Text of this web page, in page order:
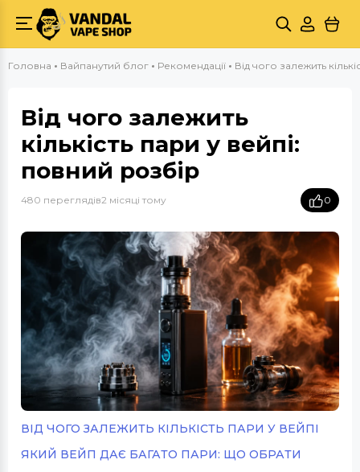
Головна Вайпанутий блог Рекомендації Від чого залежить
Від чого залежить
кількість пари у вейпі:
повний розбір
480 переглядів2 місяці тому 0
ВІД ЧОГО ЗАЛЕЖИТЬ КІЛЬКІСТЬ ПАРИ У ВЕЙПІ
ЯКИЙ ВЕЙП ДАЄ БАГАТО ПАРИ: ЩО ОБРАТИ